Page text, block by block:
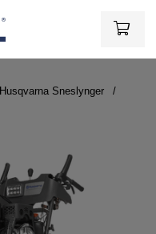
Sneslynger